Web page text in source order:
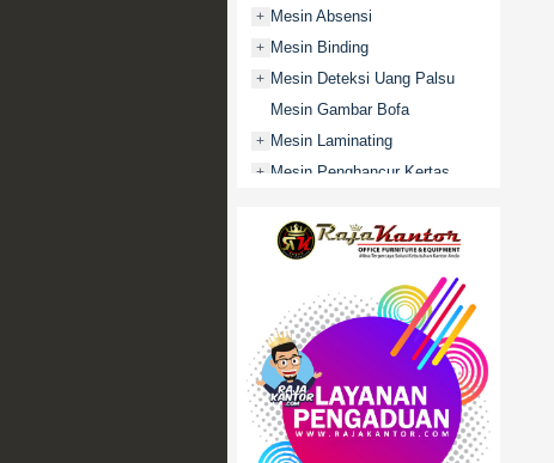
+ Mesin Absensi
+ Mesin Binding
+ Mesin Deteksi Uang Palsu
Mesin Gambar Bofa
+ Mesin Laminating
+ Mesin Penghancur Kertas
Mobile File / Roll O Pack
Movitex
Paper Cutter
Partisi Kantor
Promo
+ Rak Serbaguna
+ Ranjang Besi
+ Sofa Kantor